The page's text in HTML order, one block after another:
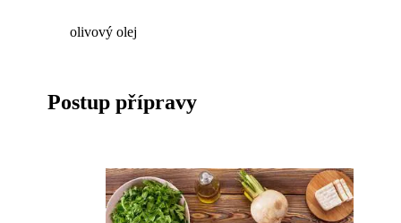
olivový olej
Postup přípravy